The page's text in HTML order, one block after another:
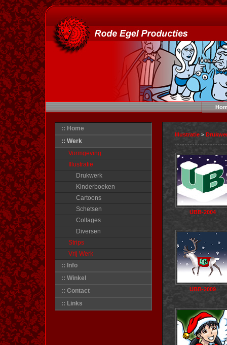
:: Home
:: Werk
Vormgeving
Illustratie
Drukwerk
Kinderboeken
Cartoons
Schetsen
Collages
Diversen
Strips
Vrij Werk
:: Info
:: Winkel
:: Contact
:: Links
Illustratie >
UBB-2004
UBB-2009